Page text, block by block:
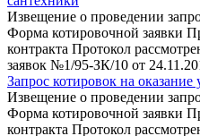
Извещение о проведении
Форма котировочной заявки
контракта Протокол
заявок №1/95-ЗК/10 от
Запрос котировок на
Извещение о проведении
Форма котировочной заявки
контракта Протокол